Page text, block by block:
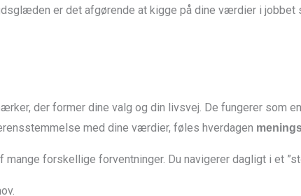
er det afgørende at kigge på dine værdier i jobbet
der former dine valg og din livsvej. De fungerer som en
med dine værdier, føles hverdagen
forskellige forventninger. Du navigerer dagligt i et